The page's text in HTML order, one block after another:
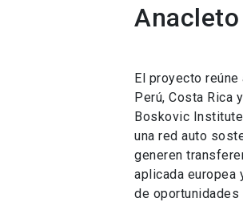
El proyecto
Perú, Costa Rica
Boskovic
una red auto
generen
aplicada europea
de